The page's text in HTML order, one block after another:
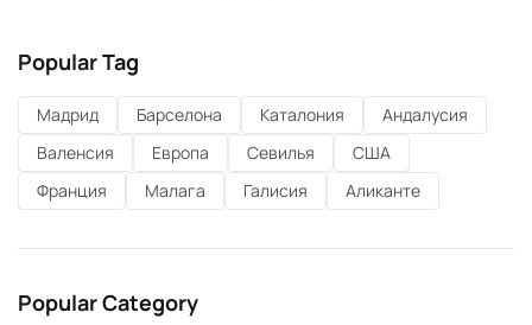
Popular Tag
Мадрид Барселона Каталония
Андалусия
Валенсия
Европа Севилья
США
Франция
Малага Галисия Аликанте
Popular Category